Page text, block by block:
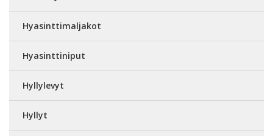
Hyasinttimaljakot
Hyasinttiniput
Hyllylevyt
Hyllyt